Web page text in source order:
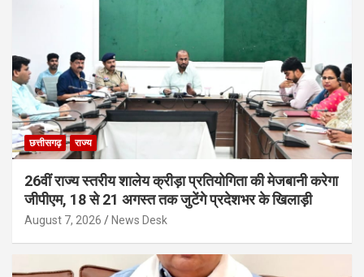
छत्तीसगढ़ राज्य
26वीं राज्य स्तरीय शालेय क्रीड़ा प्रतियोगिता की मेजबानी करेगा
जीपीएम, 18 से 21 अगस्त तक जुटेंगे प्रदेशभर के खिलाड़ी
August 7, 2026 News Desk